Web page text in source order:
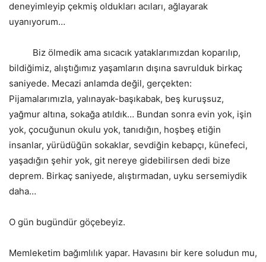
deneyimleyip çekmiş oldukları acıları, ağlayarak
uyanıyorum…
Biz ölmedik ama sıcacık yataklarımızdan koparılıp,
bildiğimiz, alıştığımız yaşamların dışına savrulduk birkaç
saniyede. Mecazi anlamda değil, gerçekten:
Pijamalarımızla, yalınayak-başıkabak, beş kuruşsuz,
yağmur altına, sokağa atıldık… Bundan sonra evin yok, işin
yok, çocuğunun okulu yok, tanıdığın, hoşbeş etiğin
insanlar, yürüdüğün sokaklar, sevdiğin kebapçı, künefeci,
yaşadığın şehir yok, git nereye gidebilirsen dedi bize
deprem. Birkaç saniyede, alıştırmadan, uyku sersemiydik
daha…
O gün bugündür göçebeyiz.
Memleketim bağımlılık yapar. Havasını bir kere soludun mu,